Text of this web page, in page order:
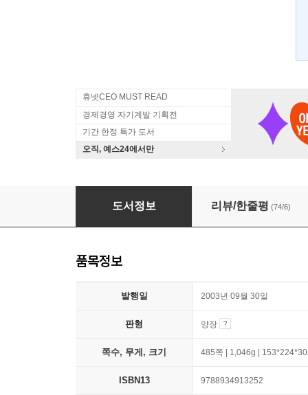
휴넷CEO MUST READ
경제경영 자기계발 기획전
기간 한정 특가 도서
오직, 예스24에서만
성공하는 사람들의 7가지 습관
도서정보 리뷰/한줄평 (74/6)
품목정보
발행일 2003년 09월 30일
판형 양장
쪽수, 무게, 크기 485쪽 | 1,046g |
ISBN13 9788934913252